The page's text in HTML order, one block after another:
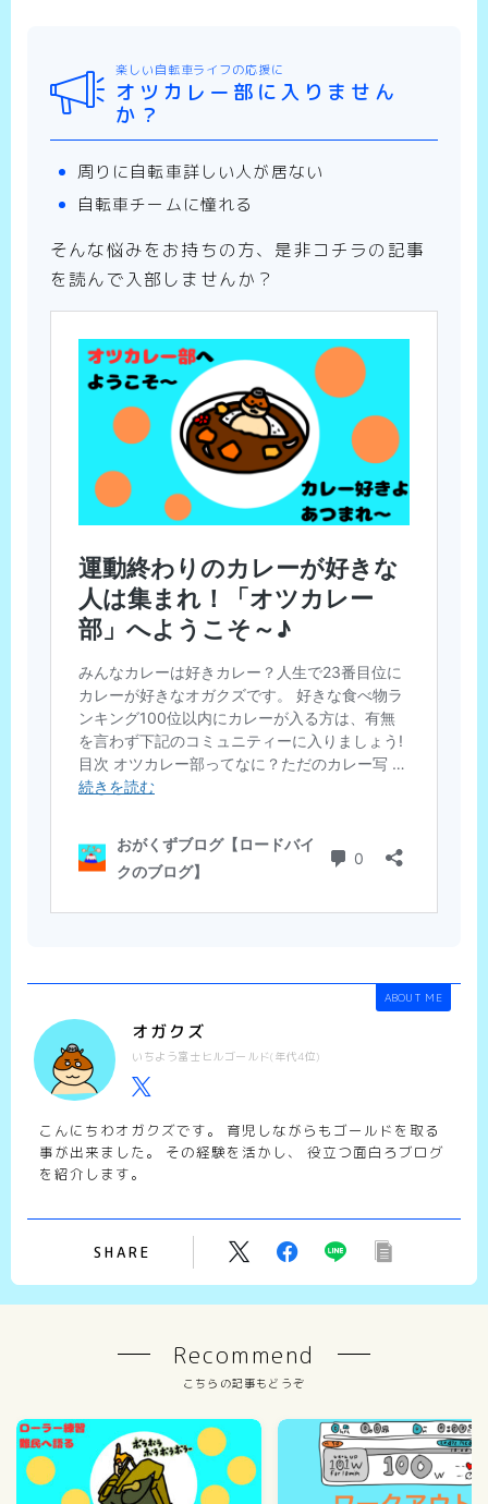
楽しい自転車ライフの応援に
オツカレー部に入りません
か？
周りに自転車詳しい人が居ない
自転車チームに憧れる
そんな悩みをお持ちの方、是非コチラの記事
を読んで入部しませんか？
ABOUT ME
オガクズ
いちよう富士ヒルゴールド(年代4位)
こんにちわオガクズです。 育児しながらもゴールドを取る
事が出来ました。 その経験を活かし、 役立つ面白ろブログ
を紹介します。
SHARE
Recommend
こちらの記事もどうぞ